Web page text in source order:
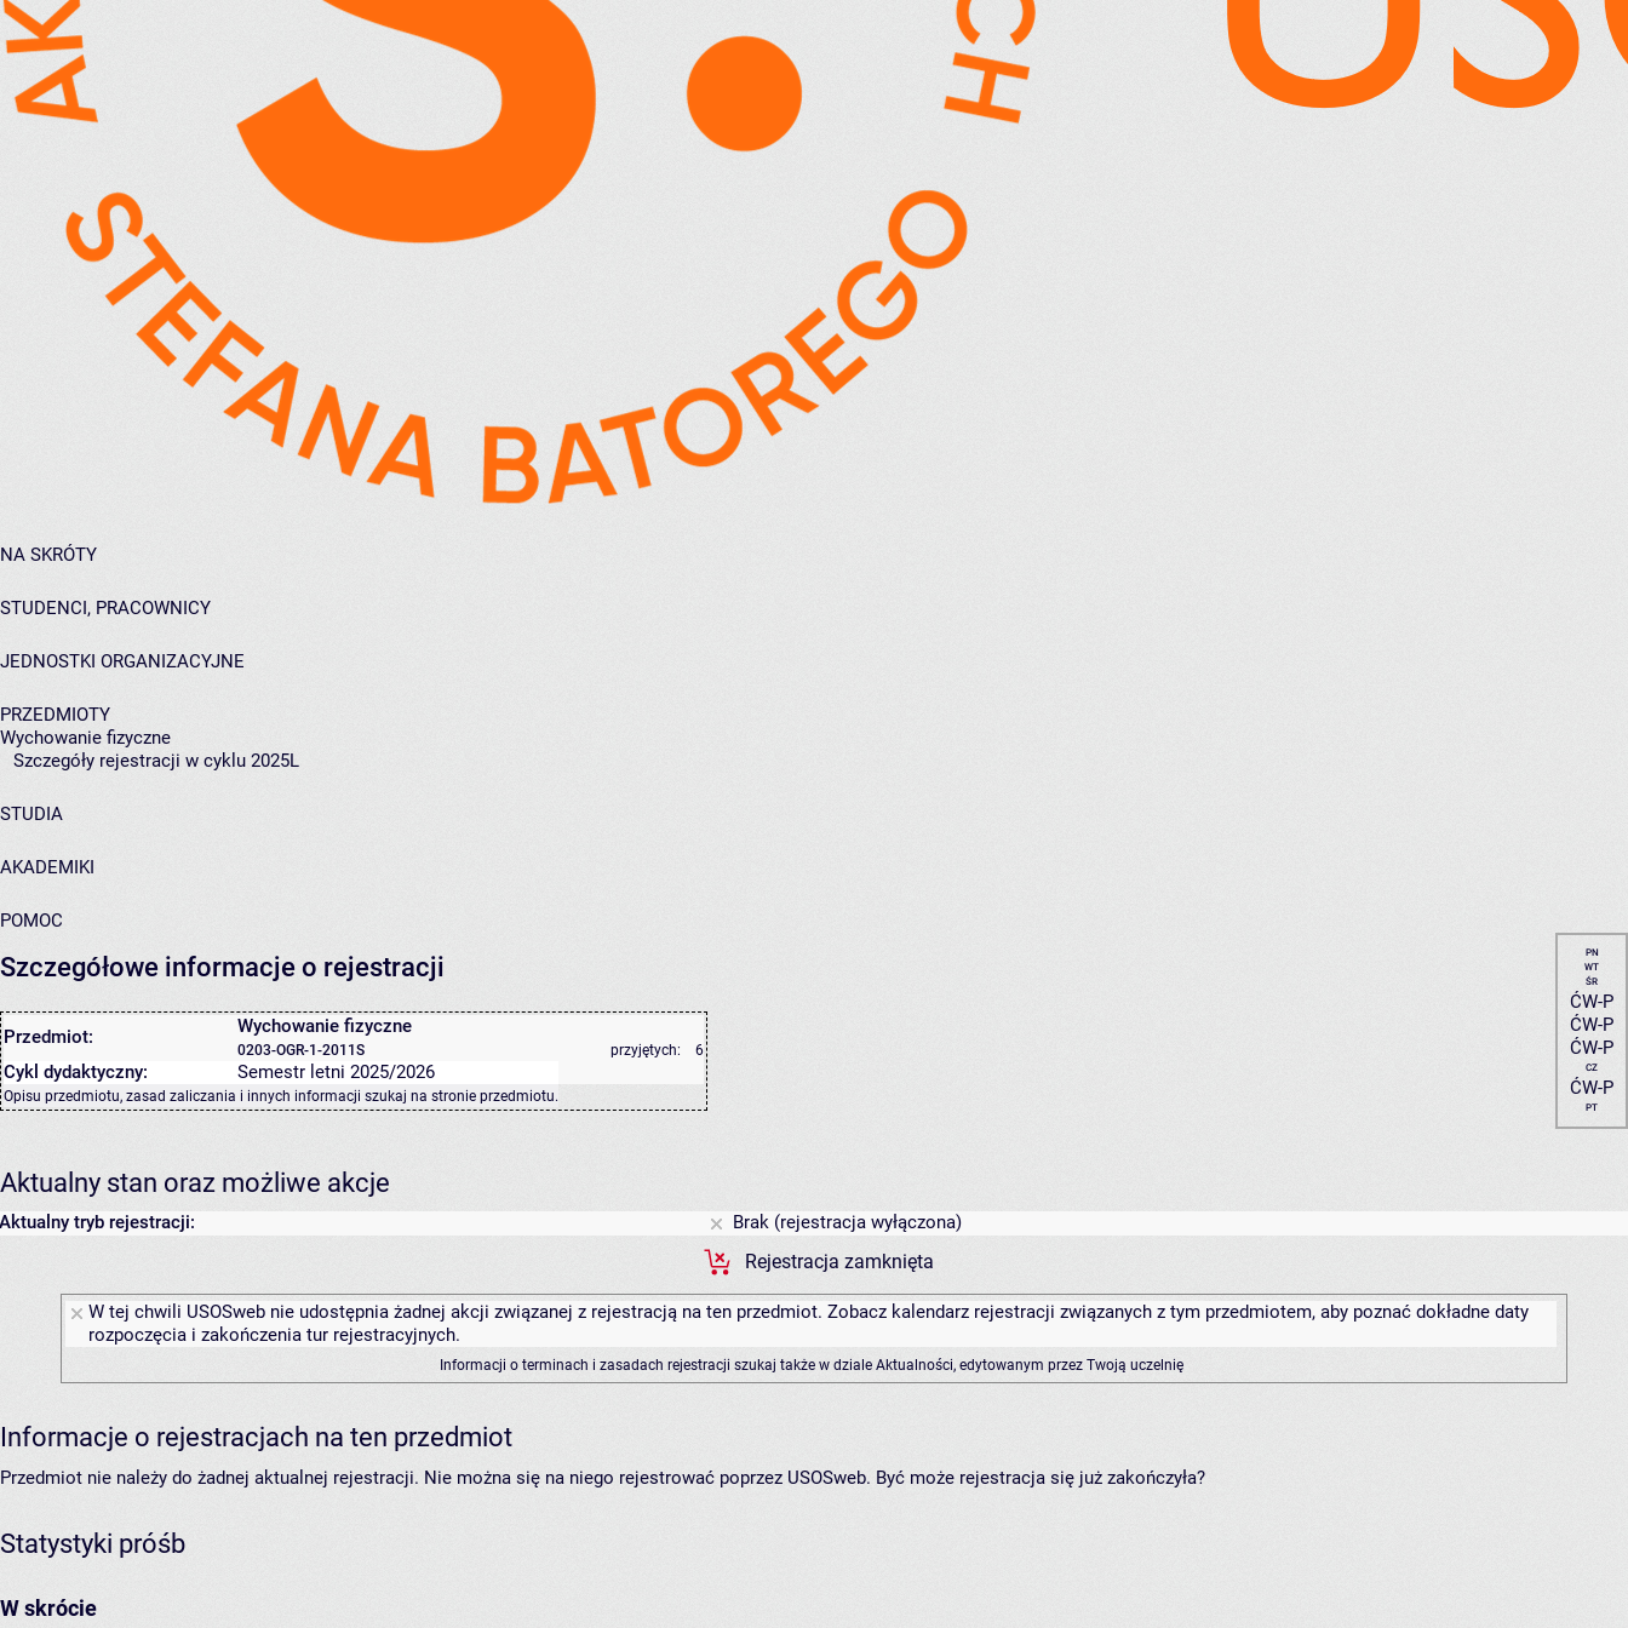
NA SKRÓTY
STUDENCI, PRACOWNICY
JEDNOSTKI ORGANIZACYJNE
PRZEDMIOTY
Wychowanie fizyczne
Szczegóły rejestracji w cyklu 2025L
STUDIA
AKADEMIKI
POMOC
Szczegółowe informacje o rejestracji
Przedmiot: Wychowanie fizyczne
0203-OGR-1-2011S przyjętych: 6
Cykl dydaktyczny: Semestr letni 2025/2026
Opisu przedmiotu, zasad zaliczania i innych informacji szukaj na stronie przedmiotu.
PN
WT
ŚR
ĆW-P
ĆW-P
ĆW-P
CZ
ĆW-P
PT
Aktualny stan oraz możliwe akcje
Aktualny tryb rejestracji:
Brak (rejestracja wyłączona)
Rejestracja zamknięta
W tej chwili USOSweb nie udostępnia żadnej akcji związanej z rejestracją na ten przedmiot. Zobacz kalendarz rejestracji związanych z tym przedmiotem, aby poznać dokładne daty
rozpoczęcia i zakończenia tur rejestracyjnych.
Informacji o terminach i zasadach rejestracji szukaj także w dziale Aktualności, edytowanym przez Twoją uczelnię
Informacje o rejestracjach na ten przedmiot
Przedmiot nie należy do żadnej aktualnej rejestracji. Nie można się na niego rejestrować poprzez USOSweb. Być może rejestracja się już zakończyła?
Statystyki próśb
W skrócie